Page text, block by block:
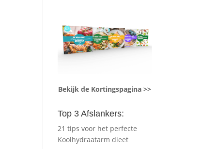
Bekijk de Kortingspagina >>
Top 3 Afslankers:
21 tips voor het perfecte
Koolhydraatarm dieet